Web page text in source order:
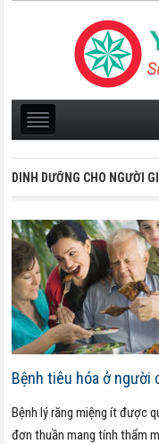
DINH DƯỠNG CHO NGƯỜI
Bệnh tiêu hóa ở người
Bệnh lý răng miệng ít được
đơn thuần mang tính thẩm